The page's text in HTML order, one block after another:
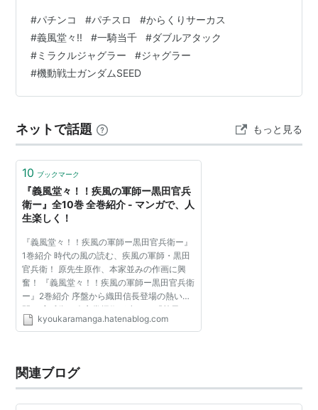
ver./運命ver. まずはからくりサーカス PVが出ました！
スペックはコチラから 三国戦騎の時にも思ったけれど一
撃７５００発って本当に破壊力エグいよな 導入日は、１
１月５日 P真・一騎当千 -桃園の誓い- ライ…
#パチンコ #パチスロ #からくりサーカス
#義風堂々!! #一騎当千 #ダブルアタック
#ミラクルジャグラー #ジャグラー
#機動戦士ガンダムSEED
ネットで話題 もっと見る
10 ブックマーク
『義風堂々！！疾風の軍師ー黒田官兵
衛ー』全10巻 全巻紹介 - マンガで、人
生楽しく！
『義風堂々！！疾風の軍師ー黒田官兵衛ー』
1巻紹介 時代の風の読む、疾風の軍師・黒田
官兵衛！ 原先生原作、本家並みの作画に興
奮！ 『義風堂々！！疾風の軍師ー黒田官兵衛
ー』2巻紹介 序盤から織田信長登場の熱い展
開！ 官兵衛の人心掌握術が凄い！ 『義風
堂々！！疾風の軍師ー黒田官兵衛ー』3巻紹
kyoukaramanga.hatenablog.com
関連ブログ